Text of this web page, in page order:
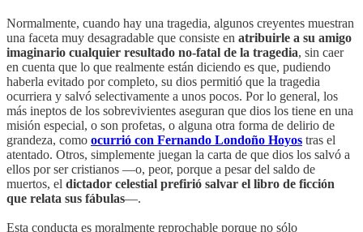
Normalmente, cuando hay una tragedia, algunos creyentes muestran
una faceta muy desagradable que consiste en atribuirle a su amigo
imaginario cualquier resultado no-fatal de la tragedia, sin caer
en cuenta que lo que realmente están diciendo es que, pudiendo
haberla evitado por completo, su dios permitió que la tragedia
ocurriera y salvó selectivamente a unos pocos. Por lo general, los
más ineptos de los sobrevivientes aseguran que dios los tiene en una
misión especial, o son profetas, o alguna otra forma de delirio de
grandeza, como ocurrió con Fernando Londoño Hoyos tras el
atentado. Otros, simplemente juegan la carta de que dios los salvó a
ellos por ser cristianos —o, peor, porque a pesar del saldo de
muertos, el dictador celestial prefirió salvar el libro de ficción
que relata sus fábulas—.
Esta conducta es moralmente reprochable porque no sólo